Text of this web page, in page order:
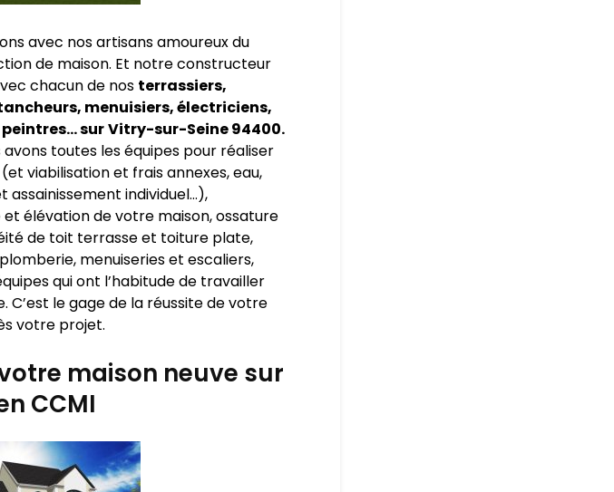
avec nos artisans amoureux du
de maison. Et notre constructeur
chacun de nos terrassiers,
menuisiers, électriciens,
surVitry-sur-Seine 94400.
avons toutes les équipes pour réaliser
viabilisation et frais annexes, eau,
assainissement individuel…),
élévation de votre maison, ossature
de toit terrasse et toiture plate,
menuiseries et escaliers,
qui ont l’habitude de travailler
le gage de la réussite de votre
votre projet.
maison neuve sur
CCMI